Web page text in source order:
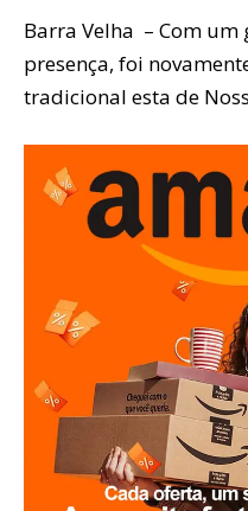
Barra Velha – Com
presença, foi
tradicional esta de